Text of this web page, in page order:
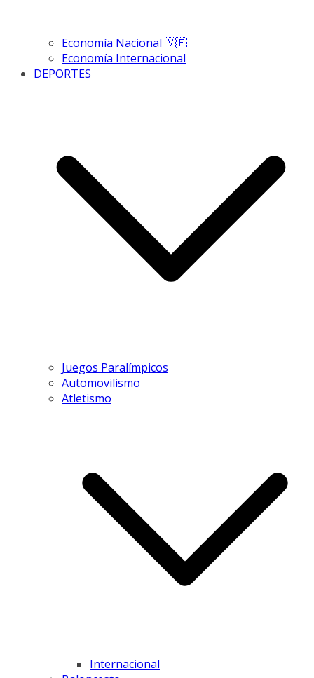
Economía Nacional 🇻🇪
Economía Internacional
DEPORTES
Juegos Paralímpicos
Automovilismo
Atletismo
Internacional